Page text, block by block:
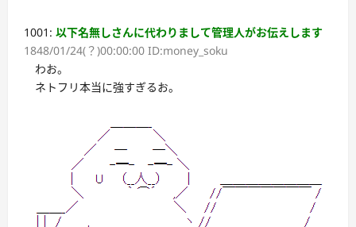
1001: 以下名無しさんに代わりまして管理人がお伝えします
1848/01/24(？)00:00:00 ID:money_soku
わお。
ネトフリ本当に強すぎるお。